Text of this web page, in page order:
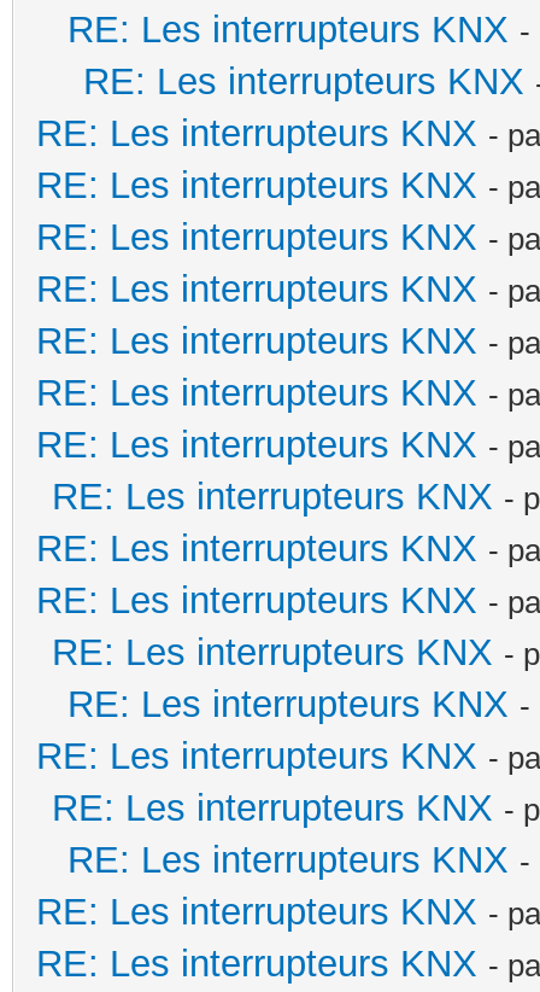
RE: Les interrupteurs KNX -
RE: Les interrupteurs KNX
RE: Les interrupteurs KNX -
RE: Les interrupteurs KNX -
RE: Les interrupteurs KNX -
RE: Les interrupteurs KNX -
RE: Les interrupteurs KNX -
RE: Les interrupteurs KNX -
RE: Les interrupteurs KNX -
RE: Les interrupteurs KNX -
RE: Les interrupteurs KNX -
RE: Les interrupteurs KNX -
RE: Les interrupteurs KNX -
RE: Les interrupteurs KNX -
RE: Les interrupteurs KNX -
RE: Les interrupteurs KNX -
RE: Les interrupteurs KNX -
RE: Les interrupteurs KNX -
RE: Les interrupteurs KNX -